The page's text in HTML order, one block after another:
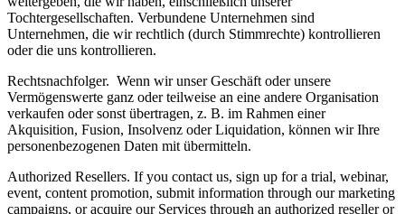
Tochtergesellschaften. Verbundene Unternehmen sind
Unternehmen, die wir rechtlich (durch Stimmrechte) kontrollieren
oder die uns kontrollieren.
Rechtsnachfolger. Wenn wir unser Geschäft oder unsere
Vermögenswerte ganz oder teilweise an eine andere Organisation
verkaufen oder sonst übertragen, z. B. im Rahmen einer
Akquisition, Fusion, Insolvenz oder Liquidation, können wir Ihre
personenbezogenen Daten mit übermitteln.
Authorized Resellers. If you contact us, sign up for a trial, webinar,
event, content promotion, submit information through our marketing
campaigns, or acquire our Services through an authorized reseller or